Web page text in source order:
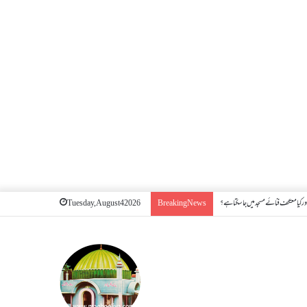
Tuesday, August 4 2026 Breaking News کیا معتکف فنائے مسجد میں جا سکتا ہے؟